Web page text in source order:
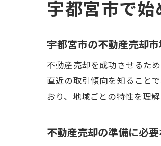
宇都宮市で
宇都宮市の不動産売却
不動産売却を成功させるた
直近の取引傾向を知ること
おり、地域ごとの特性を理
不動産売却の準備に必